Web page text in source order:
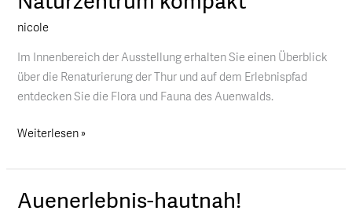
nicole
Im Innenbereich der Ausstellung erhalten Sie einen Überblick
über die Renaturierung der Thur und auf dem Erlebnispfad
entdecken Sie die Flora und Fauna des Auenwalds.
Weiterlesen »
Auenerlebnis-hautnah!
Auenerlebnis-